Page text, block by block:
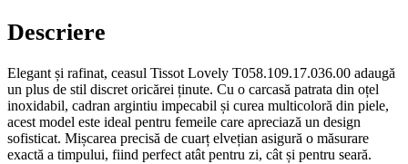
Descriere
Elegant și rafinat, ceasul Tissot Lovely T058.109.17.036.00 adaugă
un plus de stil discret oricărei ținute. Cu o carcasă patrata din oțel
inoxidabil, cadran argintiu impecabil și curea multicoloră din piele,
acest model este ideal pentru femeile care apreciază un design
sofisticat. Mișcarea precisă de cuarț elvețian asigură o măsurare
exactă a timpului, fiind perfect atât pentru zi, cât și pentru seară.